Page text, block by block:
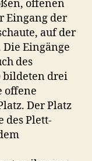
offenen
Eingang der
auf der
Eingänge
des
bildeten drei
offene
Der Platz
des Plett-